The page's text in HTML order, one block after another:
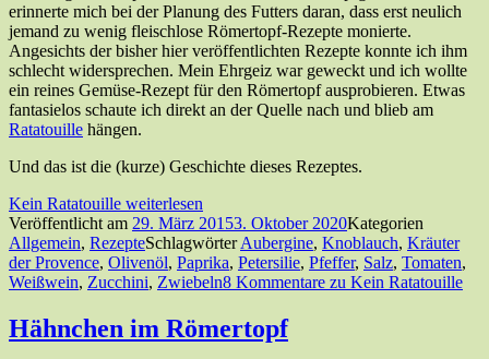
erinnerte mich bei der Planung des Futters daran, dass erst neulich
jemand zu wenig fleischlose Römertopf-Rezepte monierte.
Angesichts der bisher hier veröffentlichten Rezepte konnte ich ihm
schlecht widersprechen. Mein Ehrgeiz war geweckt und ich wollte
ein reines Gemüse-Rezept für den Römertopf ausprobieren. Etwas
fantasielos schaute ich direkt an der Quelle nach und blieb am
Ratatouille hängen.
Und das ist die (kurze) Geschichte dieses Rezeptes.
Kein Ratatouille weiterlesen
Veröffentlicht am 29. März 20153. Oktober 2020Kategorien
Allgemein, RezepteSchlagwörterAubergine, Knoblauch, Kräuter
der Provence, Olivenöl, Paprika, Petersilie, Pfeffer, Salz, Tomaten,
Weißwein, Zucchini, Zwiebeln8 Kommentare zu Kein Ratatouille
Hähnchen im Römertopf